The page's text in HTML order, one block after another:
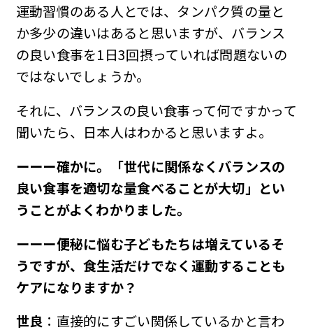
運動習慣のある人とでは、タンパク質の量と
か多少の違いはあると思いますが、バランス
の良い食事を1日3回摂っていれば問題ないの
ではないでしょうか。
それに、バランスの良い食事って何ですかって
聞いたら、日本人はわかると思いますよ。
ーーー確かに。「世代に関係なくバランスの
良い食事を適切な量食べることが大切」とい
うことがよくわかりました。
ーーー便秘に悩む子どもたちは増えているそ
うですが、食生活だけでなく運動することも
ケアになりますか？
世良 ：直接的にすごい関係しているかと言わ